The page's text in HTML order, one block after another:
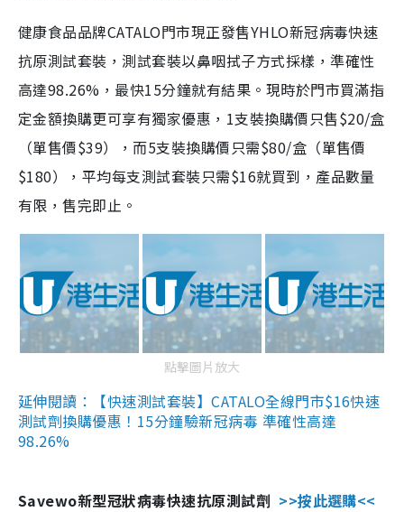
健康食品品牌CATALO門市現正發售YHLO新冠病毒快速
抗原測試套裝，測試套裝以鼻咽拭子方式採樣，準確性
高達98.26%，最快15分鐘就有結果。現時於門市買滿指
定金額換購更可享有獨家優惠，1支裝換購價只售$20/盒
（單售價$39），而5支裝換購價只需$80/盒（單售價
$180），平均每支測試套裝只需$16就買到，產品數量
有限，售完即止。
點擊圖片放大
延伸閱讀：【快速測試套裝】CATALO全線門市$16快速
測試劑換購優惠！15分鐘驗新冠病毒 準確性高達
98.26%
Savewo新型冠狀病毒快速抗原測試劑 >>按此選購<<